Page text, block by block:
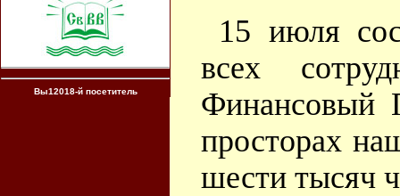
Вы12018-й посетитель
15 июля
всех
Финансовый
просторах
шести тысяч